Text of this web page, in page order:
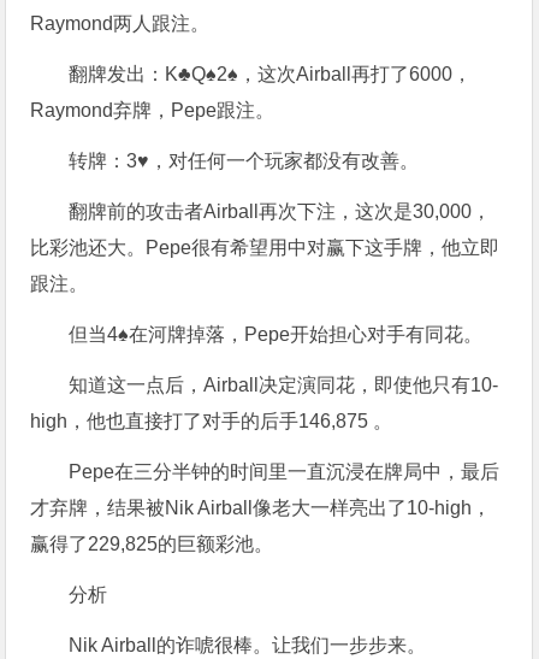
Raymond两人跟注。
翻牌发出：K♣Q♠2♠，这次Airball再打了6000，
Raymond弃牌，Pepe跟注。
转牌：3♥，对任何一个玩家都没有改善。
翻牌前的攻击者Airball再次下注，这次是30,000，
比彩池还大。Pepe很有希望用中对赢下这手牌，他立即
跟注。
但当4♠在河牌掉落，Pepe开始担心对手有同花。
知道这一点后，Airball决定演同花，即使他只有10-
high，他也直接打了对手的后手146,875 。
Pepe在三分半钟的时间里一直沉浸在牌局中，最后
才弃牌，结果被Nik Airball像老大一样亮出了10-high，
赢得了229,825的巨额彩池。
分析
Nik Airball的诈唬很棒。让我们一步步来。